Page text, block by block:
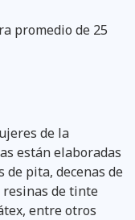
promedio de 25
de la
están elaboradas
pita, decenas de
de tinte
entre otros